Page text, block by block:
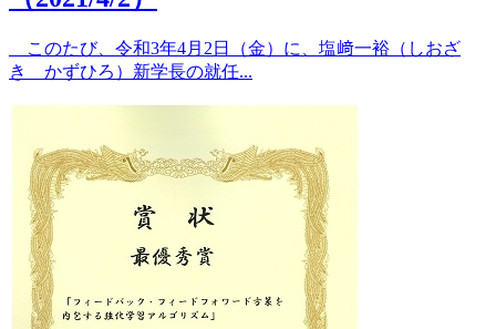
このたび、令和3年4月2日（金）に、塩﨑一裕（しおざ
き かずひろ）新学長の就任...